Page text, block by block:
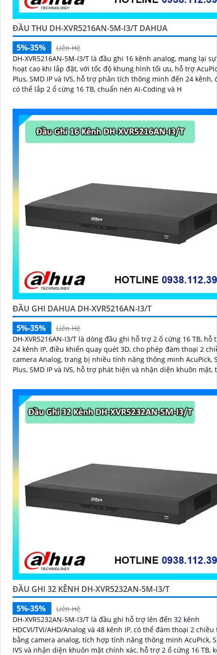
ĐẦU THU DH-XVR5216AN-5M-I3/T DAHUA
5%-35%
Liên Hệ
DH-XVR5216AN-5M-I3/T là đầu ghi 16 kênh analog, mang lại
hoạt cao khi lắp đặt, với tốc độ khung hình tối ưu, hỗ trợ
Plus, SMD IP và IVS, hỗ trợ phân tích thông minh đến 24 kênh,
có thể lắp 2 ổ cứng 16 TB, chuẩn nén AI-Coding và H
ĐẦU GHI DAHUA DH-XVR5216AN-I3/T
5%-35%
Liên Hệ
DH-XVR5216AN-I3/T là dòng đầu ghi hỗ trợ 2 ổ cứng 16 TB, hỗ
24 kênh IP, điều khiển quay quét 3D, cho phép đàm thoại 2
camera Analog, trang bị nhiều tính năng thông minh AcuPick,
Plus, SMD IP và IVS, hỗ trợ phát hiện và nhận diện khuôn mặt,
ĐẦU GHI 32 KÊNH DH-XVR5232AN-5M-I3/T
5%-35%
Liên Hệ
DH-XVR5232AN-5M-I3/T là đầu ghi hỗ trợ lên đến 32 kênh
HDCVI/TVI/AHD/Analog và 48 kênh IP, có thể đàm thoại 2
bằng camera analog, tích hợp tính năng thông minh AcuPick,
IVS và nhận diện khuôn mặt chính xác, hỗ trợ 2 ổ cứng 16 TB,